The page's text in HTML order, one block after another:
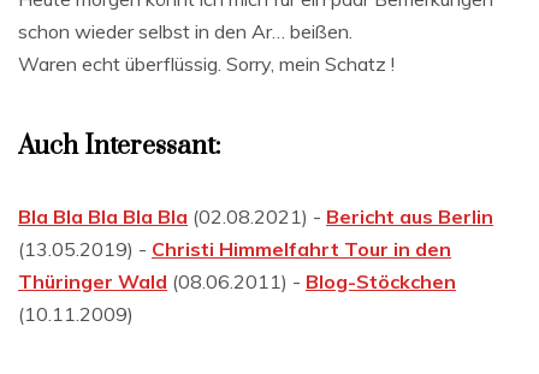
schon wieder selbst in den Ar… beißen.
Waren echt überflüssig. Sorry, mein Schatz !
Auch Interessant:
Bla Bla Bla Bla Bla (02.08.2021) - Bericht aus Berlin
(13.05.2019) - Christi Himmelfahrt Tour in den
Thüringer Wald (08.06.2011) - Blog-Stöckchen
(10.11.2009)